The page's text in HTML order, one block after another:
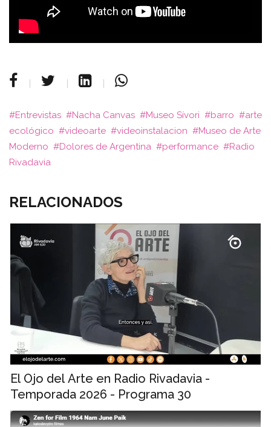
Entrevistas Nacha Canvas Museo Sívori barro
arte
ecológico
videoarte videoinstalacion
Museo de Arte
Moderno
Dolores de Argentina performance
Radio
Rivadavia
RELACIONADOS
El Ojo del Arte en Radio Rivadavia -
Temporada 2026 - Programa 30